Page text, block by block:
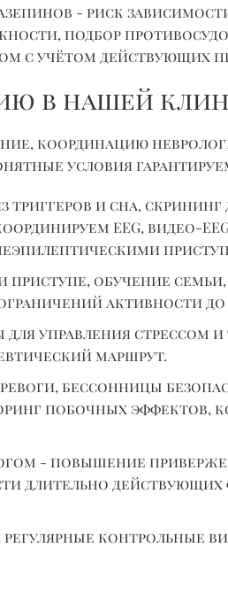
- риск
подбор
с учётом действующих
в нашей
координацию
условия
и сна,
EEG, видео-
приступе, обучение
активности
управления стрессом
маршрут.
бессонницы
побочных эффектов,
- повышение
длительно
контрольные